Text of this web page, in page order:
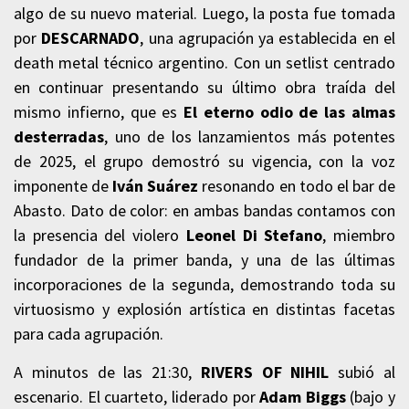
algo de su nuevo material. Luego, la posta fue tomada
por DESCARNADO, una agrupación ya establecida en el
death metal técnico argentino. Con un setlist centrado
en continuar presentando su último obra traída del
mismo infierno, que es El eterno odio de las almas
desterradas, uno de los lanzamientos más potentes
de 2025, el grupo demostró su vigencia, con la voz
imponente de Iván Suárez resonando en todo el bar de
Abasto. Dato de color: en ambas bandas contamos con
la presencia del violero Leonel Di Stefano, miembro
fundador de la primer banda, y una de las últimas
incorporaciones de la segunda, demostrando toda su
virtuosismo y explosión artística en distintas facetas
para cada agrupación.
A minutos de las 21:30, RIVERS OF NIHIL subió al
escenario. El cuarteto, liderado porAdam Biggs(bajo y